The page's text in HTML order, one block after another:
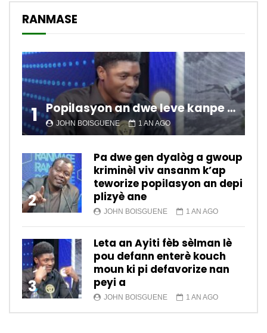
RANMASE
1 Popilasyon an dwe leve kanpe pou chanje sitiyasyon kawotik l’ap viv nan peyi a.
JOHN BOISGUENE 1 AN AGO
2
Pa dwe gen dyalòg a gwoup
kriminèl viv ansanm k’ap
teworize popilasyon an depi
plizyè ane
JOHN BOISGUENE 1 AN AGO
3
Leta an Ayiti fèb sèlman lè
pou defann enterè kouch
moun ki pi defavorize nan
peyi a
JOHN BOISGUENE 1 AN AGO